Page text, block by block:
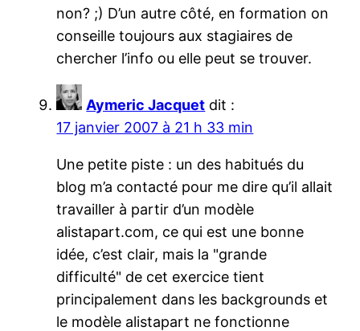
non? ;) D’un autre côté, en formation on
conseille toujours aux stagiaires de
chercher l’info ou elle peut se trouver.
Aymeric Jacquet dit :
17 janvier 2007 à 21 h 33 min
Une petite piste : un des habitués du
blog m’a contacté pour me dire qu’il allait
travailler à partir d’un modèle
alistapart.com, ce qui est une bonne
idée, c’est clair, mais la "grande
difficulté" de cet exercice tient
principalement dans les backgrounds et
le modèle alistapart ne fonctionne